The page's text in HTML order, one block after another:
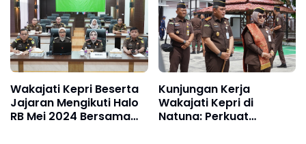
Wakajati Kepri Beserta
Jajaran Mengikuti Halo
RB Mei 2024 Bersama
Kunjungan Kerja
Wakajati Kepri di
Natuna: Perkuat